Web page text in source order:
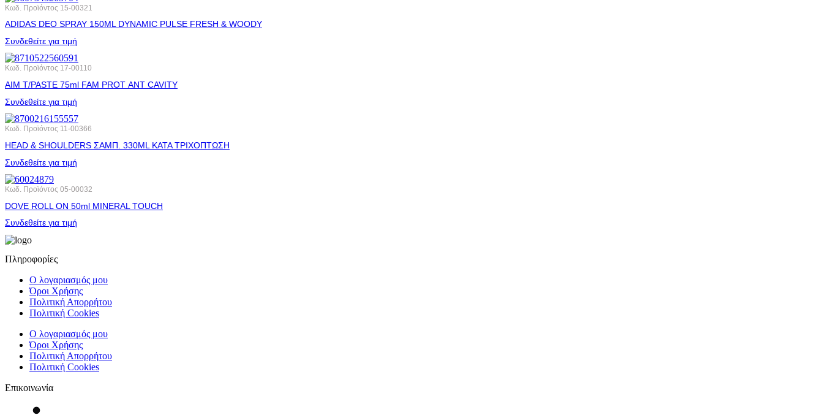
Κωδ. Προϊόντος 15-00321
ADIDAS DEO SPRAY 150ML DYNAMIC PULSE FRESH & WOODY
Συνδεθείτε για τιμή
Κωδ. Προϊόντος 17-00110
AIM T/PASTE 75ml FAM PROT ΑΝΤ CAVITY
Συνδεθείτε για τιμή
Κωδ. Προϊόντος 11-00366
HEAD & SHOULDERS ΣΑΜΠ. 330ML ΚΑΤΑ ΤΡΙΧΟΠΤΩΣΗ
Συνδεθείτε για τιμή
Κωδ. Προϊόντος 05-00032
DOVE ROLL ΟΝ 50ml MINERAL TOUCH
Συνδεθείτε για τιμή
Πληροφορίες
Ο λογαριασμός μου
Όροι Χρήσης
Πολιτική Απορρήτου
Πολιτική Cookies
Ο λογαριασμός μου
Όροι Χρήσης
Πολιτική Απορρήτου
Πολιτική Cookies
Επικοινωνία